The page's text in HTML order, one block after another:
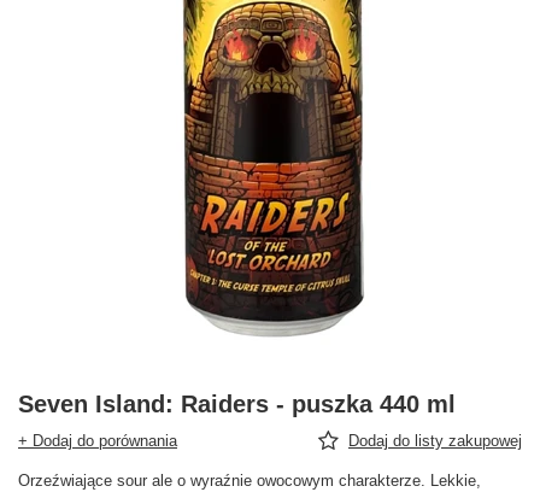
Seven Island: Raiders - puszka 440 ml
+ Dodaj do porównania Dodaj do listy zakupowej
Orzeźwiające sour ale o wyraźnie owocowym charakterze. Lekkie,